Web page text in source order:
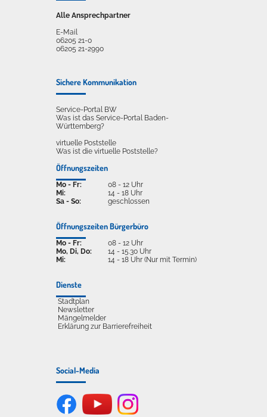
Alle Ansprechpartner
E-Mail
06205 21-0
06205 21-2990
Sichere Kommunikation
Service-Portal BW
Was ist das Service-Portal Baden-
Württemberg?
virtuelle Poststelle
Was ist die virtuelle Poststelle?
Öffnungszeiten
Mo - Fr:
Mi:
Sa - So:
08 - 12 Uhr
14 - 18 Uhr
geschlossen
Öffnungszeiten Bürgerbüro
Mo - Fr:
Mo, Di, Do:
Mi:
08 - 12 Uhr
14 - 15.30 Uhr
14 - 18 Uhr (Nur mit Termin)
Dienste
Stadtplan
Newsletter
Mängelmelder
Erklärung zur Barrierefreiheit
Social-Media